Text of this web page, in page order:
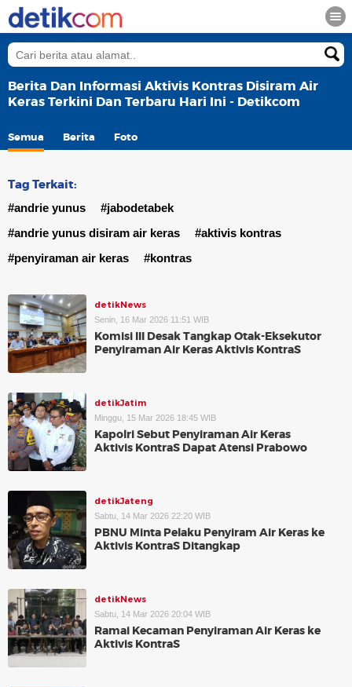
Berita Dan Informasi Aktivis Kontras Disiram Air
Keras Terkini Dan Terbaru Hari Ini - Detikcom
Semua Berita Foto
Tag Terkait:
#andrie yunus
#jabodetabek
#andrie yunus disiram air keras
#aktivis kontras
#penyiraman air keras
#kontras
detikNews
Senin, 16 Mar 2026 11:51 WIB
Komisi III Desak Tangkap Otak-Eksekutor
Penyiraman Air Keras Aktivis KontraS
detikJatim
Minggu, 15 Mar 2026 18:45 WIB
Kapolri Sebut Penyiraman Air Keras
Aktivis KontraS Dapat Atensi Prabowo
detikJateng
Sabtu, 14 Mar 2026 22:20 WIB
PBNU Minta Pelaku Penyiram Air Keras ke
Aktivis KontraS Ditangkap
detikNews
Sabtu, 14 Mar 2026 20:04 WIB
Ramai Kecaman Penyiraman Air Keras ke
Aktivis KontraS